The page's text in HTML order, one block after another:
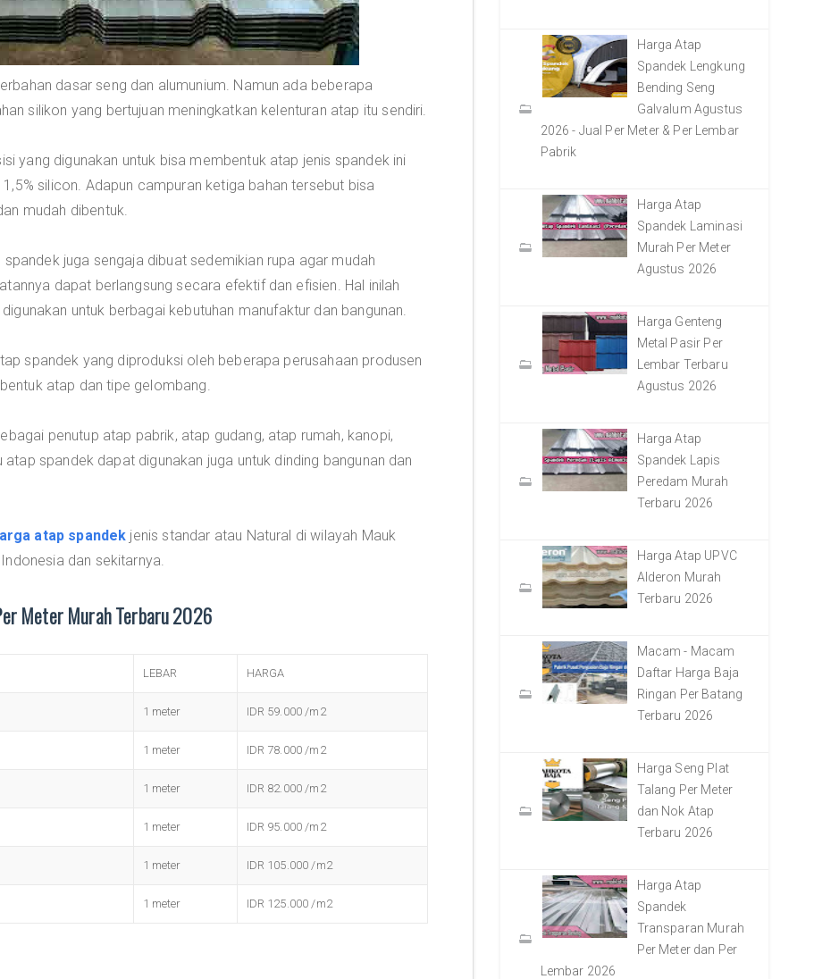
dasar seng dan alumunium. Namun ada beberapa
silikon yang bertujuan meningkatkan kelenturan atap itu sendiri.
yang digunakan untuk bisa membentuk atap jenis spandek ini
silicon. Adapun campuran ketiga bahan tersebut bisa
mudah dibentuk.
juga sengaja dibuat sedemikian rupa agar mudah
dapat berlangsung secara efektif dan efisien. Hal inilah
untuk berbagai kebutuhan manufaktur dan bangunan.
spandek yang diproduksi oleh beberapa perusahaan produsen
atap dan tipe gelombang.
penutup atap pabrik, atap gudang, atap rumah, kanopi,
spandek dapat digunakan juga untuk dinding bangunan dan
atap spandek jenis standar atau Natural di wilayah Mauk
dan sekitarnya.
Meter Murah Terbaru 2026
LEBAR HARGA
1 meter IDR 59.000 /m2
1 meter IDR 78.000 /m2
1 meter IDR 82.000 /m2
1 meter IDR 95.000 /m2
1 meter IDR 105.000 /m2
1 meter IDR 125.000 /m2
Harga Atap
Spandek Lengkung
Bending Seng
Galvalum Agustus
2026 - Jual Per Meter & Per Lembar
Pabrik
Harga Atap
Spandek Laminasi
Murah Per Meter
Agustus 2026
Harga Genteng
Metal Pasir Per
Lembar Terbaru
Agustus 2026
Harga Atap
Spandek Lapis
Peredam Murah
Terbaru 2026
Harga Atap UPVC
Alderon Murah
Terbaru 2026
Macam - Macam
Daftar Harga Baja
Ringan Per Batang
Terbaru 2026
Harga Seng Plat
Talang Per Meter
dan Nok Atap
Terbaru 2026
Harga Atap
Spandek
Transparan Murah
Per Meter dan Per
Lembar 2026